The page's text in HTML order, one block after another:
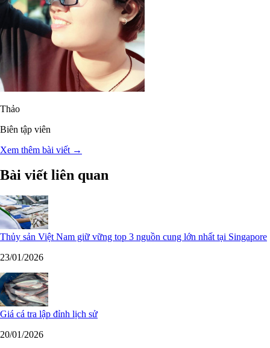
Thảo
Biên tập viên
Xem thêm bài viết →
Bài viết liên quan
Thủy sản Việt Nam giữ vững top 3 nguồn cung lớn nhất tại Singapore
23/01/2026
Giá cá tra lập đỉnh lịch sử
20/01/2026